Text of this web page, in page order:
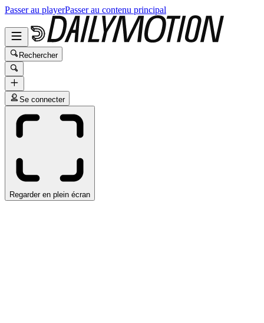
Passer au playerPasser au contenu principal
Rechercher
Se connecter
Regarder en plein écran